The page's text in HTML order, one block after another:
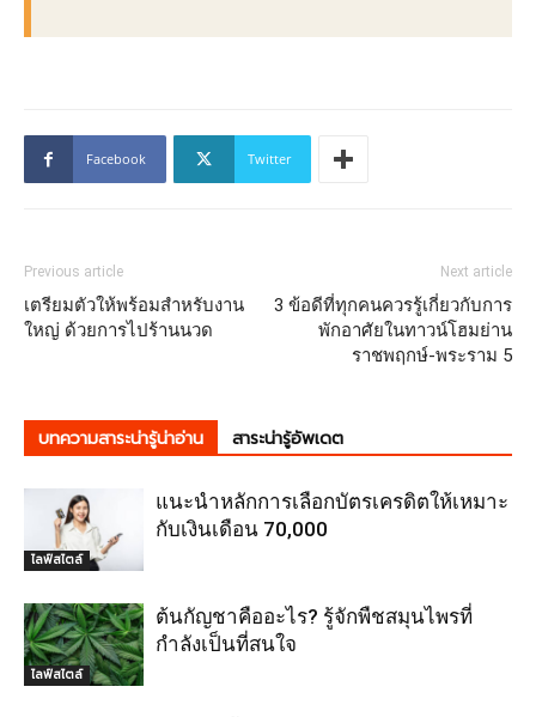
Facebook Twitter
Previous article
เตรียมตัวให้พร้อมสำหรับงาน
ใหญ่ ด้วยการไปร้านนวด
Next article
3 ข้อดีที่ทุกคนควรรู้เกี่ยวกับการ
พักอาศัยในทาวน์โฮมย่าน
ราชพฤกษ์-พระราม 5
บทความสาระน่ารู้น่าอ่าน สาระน่ารู้อัพเดต
ไลฟ์สไตล์
แนะนำหลักการเลือกบัตรเครดิตให้เหมาะ
กับเงินเดือน 70,000
ไลฟ์สไตล์
ต้นกัญชาคืออะไร? รู้จักพืชสมุนไพรที่
กำลังเป็นที่สนใจ